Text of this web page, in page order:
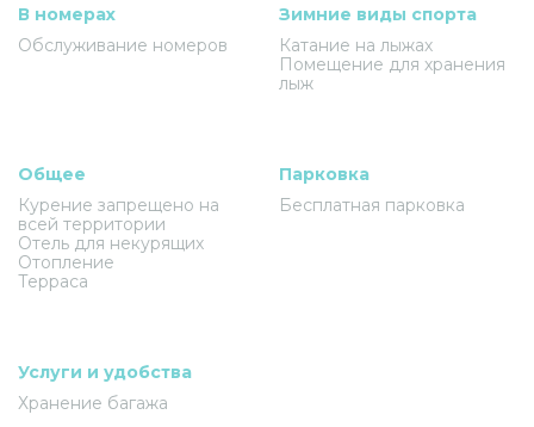
В номерах
Обслуживание номеров
Зимние виды спорта
Катание на лыжах
Помещение для хранения
лыж
Общее
Курение запрещено на
всей территории
Отель для некурящих
Отопление
Терраса
Парковка
Бесплатная парковка
Услуги и удобства
Хранение багажа